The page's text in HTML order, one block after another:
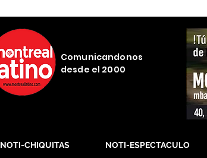
Comunicandonos
desde el 2000
NOTI-CHIQUITAS NOTI-ESPECTACULO